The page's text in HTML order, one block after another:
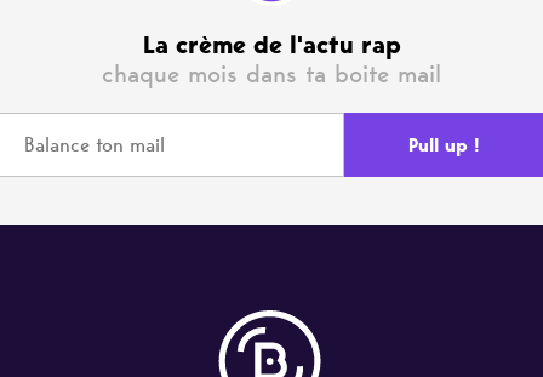
La crème de l'actu rap
chaque mois dans ta boite mail